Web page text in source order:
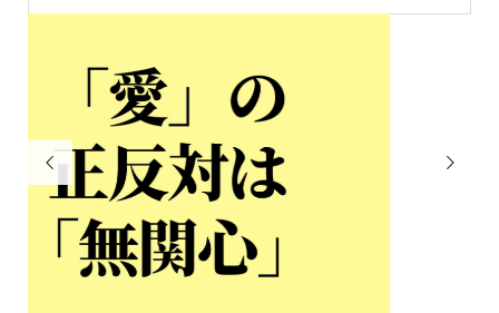
 